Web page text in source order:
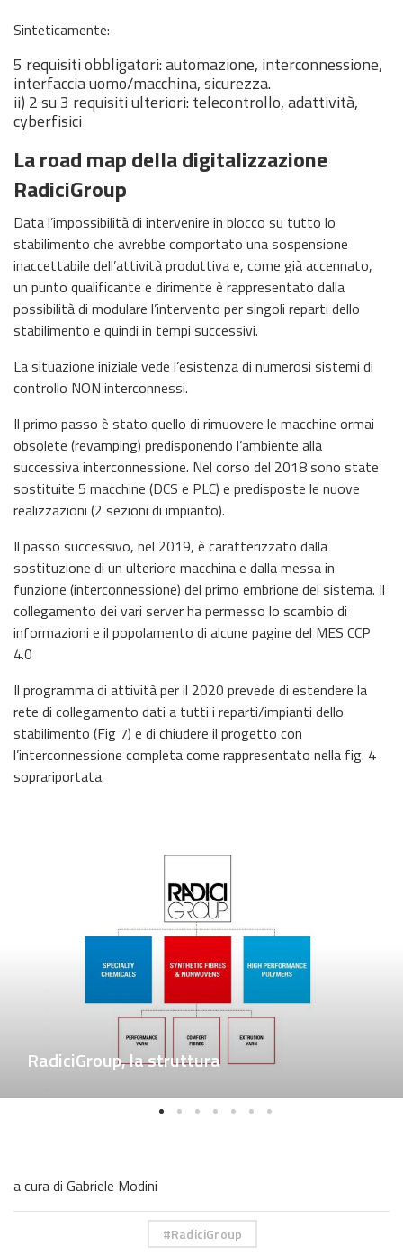
Sinteticamente:
5 requisiti obbligatori: automazione, interconnessione,
interfaccia uomo/macchina, sicurezza.
ii) 2 su 3 requisiti ulteriori: telecontrollo, adattività,
cyberfisici
La road map della digitalizzazione
RadiciGroup
Data l’impossibilità di intervenire in blocco su tutto lo
stabilimento che avrebbe comportato una sospensione
inaccettabile dell’attività produttiva e, come già accennato,
un punto qualificante e dirimente è rappresentato dalla
possibilità di modulare l’intervento per singoli reparti dello
stabilimento e quindi in tempi successivi.
La situazione iniziale vede l’esistenza di numerosi sistemi di
controllo NON interconnessi.
Il primo passo è stato quello di rimuovere le macchine ormai
obsolete (revamping) predisponendo l’ambiente alla
successiva interconnessione. Nel corso del 2018 sono state
sostituite 5 macchine (DCS e PLC) e predisposte le nuove
realizzazioni (2 sezioni di impianto).
Il passo successivo, nel 2019, è caratterizzato dalla
sostituzione di un ulteriore macchina e dalla messa in
funzione (interconnessione) del primo embrione del sistema. Il
collegamento dei vari server ha permesso lo scambio di
informazioni e il popolamento di alcune pagine del MES CCP
4.0
Il programma di attività per il 2020 prevede di estendere la
rete di collegamento dati a tutti i reparti/impianti dello
stabilimento (Fig 7) e di chiudere il progetto con
l’interconnessione completa come rappresentato nella fig. 4
soprariportata.
RadiciGroup, la struttura
a cura di Gabriele Modini
RadiciGroup